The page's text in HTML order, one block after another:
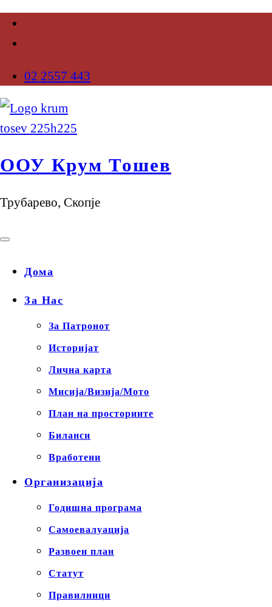
02 2557 443
ООУ Крум Тошев
Трубарево, Скопје
Дома
За Нас
За Патронот
Историјат
Лична карта
Мисија/Визија/Мото
План на просториите
Биланси
Вработени
Организација
Годишна програма
Самоевалуација
Развоен план
Статут
Правилници